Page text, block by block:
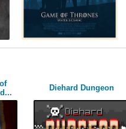
Diehard Dungeon